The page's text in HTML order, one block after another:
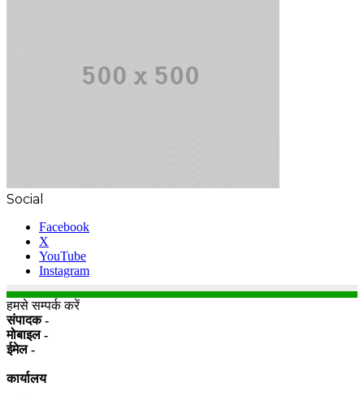
Social
Facebook
X
YouTube
Instagram
हमसे सम्पर्क करें
संपादक -
मोबाइल -
ईमेल -
कार्यालय